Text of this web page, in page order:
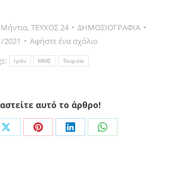
Μήντια, ΤΕΥΧΟΣ 24
ΔΗΜΟΣΙΟΓΡΑΦΙΑ
2021
Αφήστε ένα σχόλιο
Ιράν ΜΜΕ Τουρκία
αυτό το άρθρο!
Share Share Share Share